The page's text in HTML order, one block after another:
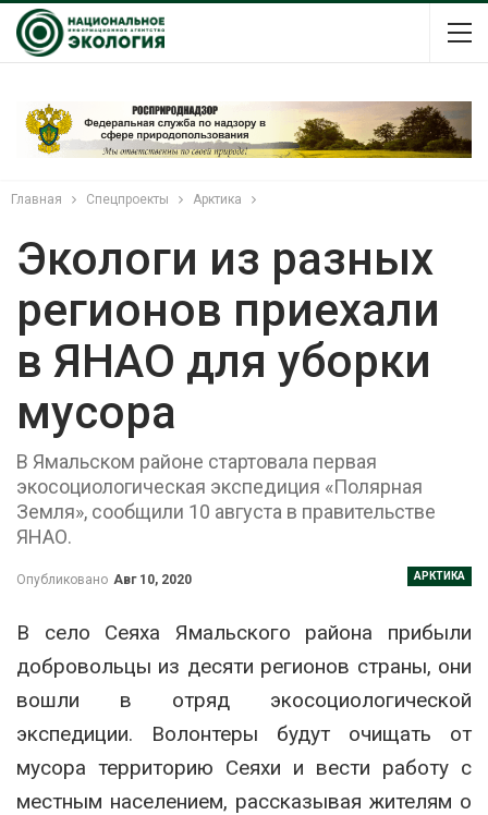
Главная Спецпроекты Арктика
Экологи из разных
регионов приехали
в ЯНАО для уборки
мусора
В Ямальском районе стартовала первая
экосоциологическая экспедиция «Полярная
Земля», сообщили 10 августа в правительстве
ЯНАО.
АРКТИКА
Опубликовано Авг 10, 2020
В село Сеяха Ямальского района прибыли
добровольцы из десяти регионов страны, они
вошли в отряд экосоциологической
экспедиции. Волонтеры будут очищать от
мусора территорию Сеяхи и вести работу с
местным населением, рассказывая жителям о